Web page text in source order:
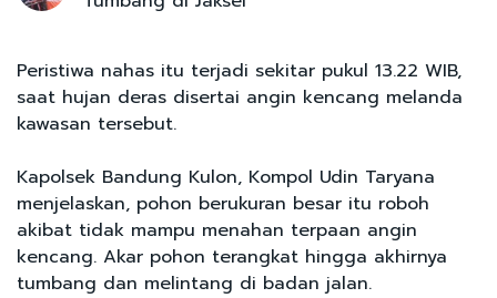
Peristiwa nahas itu terjadi sekitar pukul 13.22 WIB,
saat hujan deras disertai angin kencang melanda
kawasan tersebut.
Kapolsek Bandung Kulon, Kompol Udin Taryana
menjelaskan, pohon berukuran besar itu roboh
akibat tidak mampu menahan terpaan angin
kencang. Akar pohon terangkat hingga akhirnya
tumbang dan melintang di badan jalan.